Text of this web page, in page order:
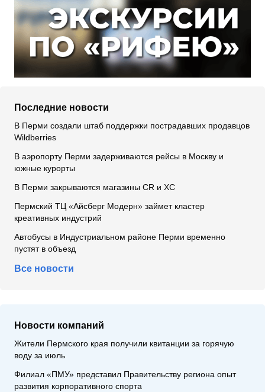
Последние новости
В Перми создали штаб поддержки пострадавших продавцов
Wildberries
В аэропорту Перми задерживаются рейсы в Москву и
южные курорты
В Перми закрываются магазины CR и XC
Пермский ТЦ «Айсберг Модерн» займет кластер
креативных индустрий
Автобусы в Индустриальном районе Перми временно
пустят в объезд
Все новости
Новости компаний
Жители Пермского края получили квитанции за горячую
воду за июль
Филиал «ПМУ» представил Правительству региона опыт
развития корпоративного спорта